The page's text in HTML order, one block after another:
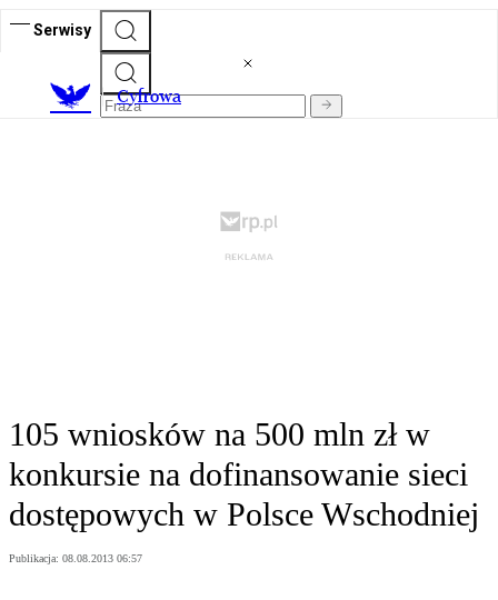
Serwisy
Cyfrowa
105 wniosków na 500 mln zł w
konkursie na dofinansowanie sieci
dostępowych w Polsce Wschodniej
Publikacja: 08.08.2013 06:57